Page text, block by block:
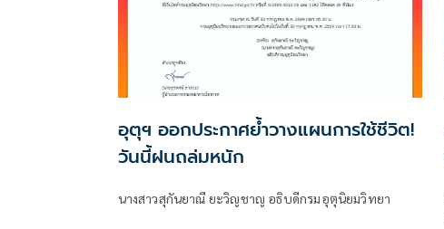
อุตุฯ ออกประกาศย้ำวางแผนการใช้ชีวิต!
วันนี้ฝนถล่มหนัก
นางสาวสุกันยาณี ยะวิญชาญ อธิบดีกรมอุตุนิยมวิทยา